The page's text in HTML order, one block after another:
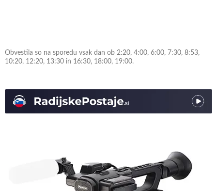
Obvestila so na sporedu vsak dan ob 2:20, 4:00, 6:00, 7:30, 8:53,
10:20, 12:20, 13:30 in 16:30, 18:00, 19:00.